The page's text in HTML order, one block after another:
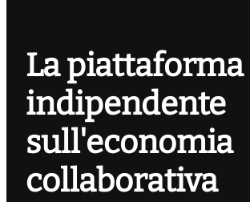
La piattaforma
indipendente
sull'economia
collaborativa